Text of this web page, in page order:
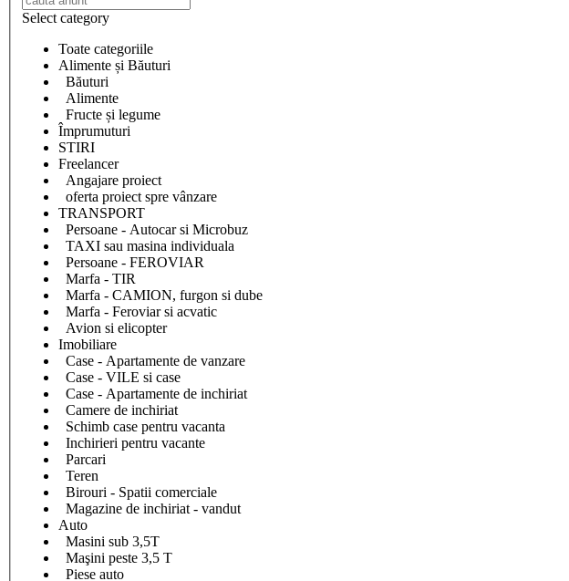
Select category
Toate categoriile
Alimente și Băuturi
Băuturi
Alimente
Fructe și legume
Împrumuturi
STIRI
Freelancer
Angajare proiect
oferta proiect spre vânzare
TRANSPORT
Persoane - Autocar si Microbuz
TAXI sau masina individuala
Persoane - FEROVIAR
Marfa - TIR
Marfa - CAMION, furgon si dube
Marfa - Feroviar si acvatic
Avion si elicopter
Imobiliare
Case - Apartamente de vanzare
Case - VILE si case
Case - Apartamente de inchiriat
Camere de inchiriat
Schimb case pentru vacanta
Inchirieri pentru vacante
Parcari
Teren
Birouri - Spatii comerciale
Magazine de inchiriat - vandut
Auto
Masini sub 3,5T
Maşini peste 3,5 T
Piese auto